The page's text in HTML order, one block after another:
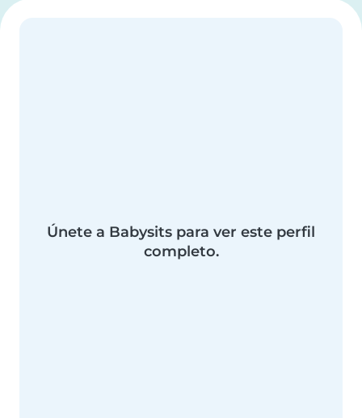
Únete a Babysits para ver este perfil
completo.